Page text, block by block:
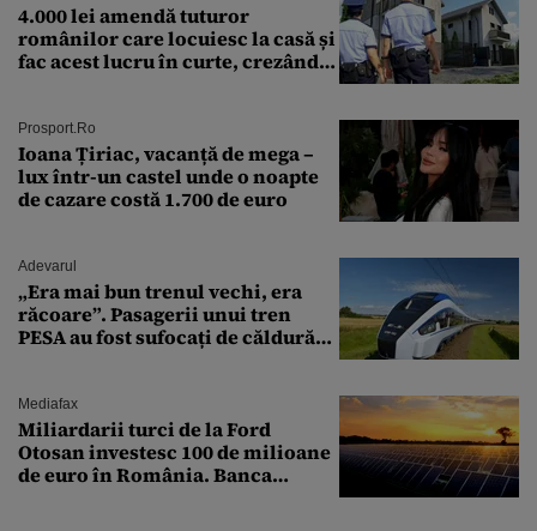
4.000 lei amendă tuturor
românilor care locuiesc la casă și
fac acest lucru în curte, crezând
Prosport.ro
Ioana Țiriac, vacanță de mega –
lux într-un castel unde o noapte
de cazare costă 1.700 de euro
Adevarul
„Era mai bun trenul vechi, era
răcoare”. Pasagerii unui tren
PESA au fost sufocați de căldură
Mediafax
Miliardarii turci de la Ford
Otosan investesc 100 de milioane
de euro în România. Banca